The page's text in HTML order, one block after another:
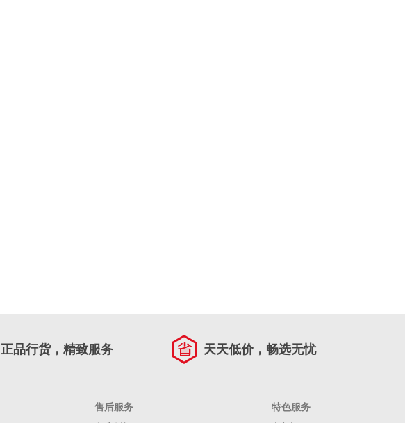
正品行货，精致服务 天天低价，畅选无忧
售后服务 特色服务